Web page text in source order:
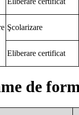
Şcolarizare
Eliberare certificat
de